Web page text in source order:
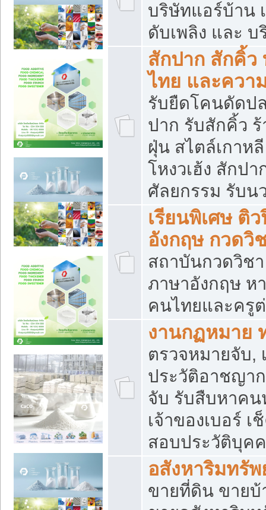
บริษัทแอร์บ้าน
ดับเพลิง และ
สักปาก สักคิ้
ไทย และควา
รับยืดโคนดัดป
ปาก รับสักคิ้ว
ฝุ่น สไตล์เกาห
โหงวเฮ้ง สักป
ศัลยกรรม รับน
เรียนพิเศษ ติ
อังกฤษ กวดวิ
สถาบันกวดวิช
ภาษาอังกฤษ ห
คนไทยและครู
งานกฏหมาย
ตรวจหมายจับ,
ประวัติอาชญา
จับ รับสืบหาคน
เจ้าของเบอร์
สอบประวัติบุค
อสังหาริมทรัพ
ขายที่ดิน ขายบ้